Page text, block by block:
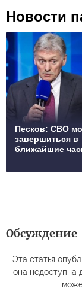
Новости
Песков: СВО
завершиться в
ближайшие
Обсуждение
Эта статья
она недоступна